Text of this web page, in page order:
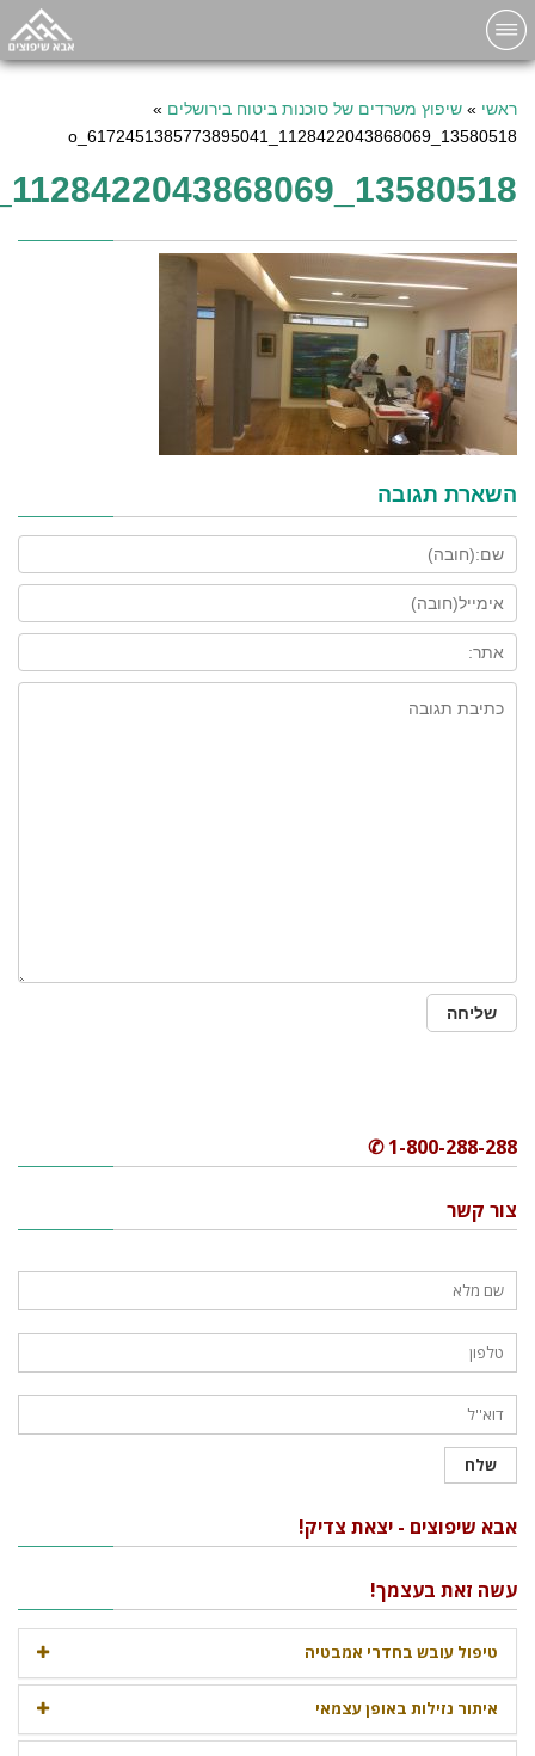
ראשי » שיפוץ משרדים של סוכנות ביטוח בירושלים »
13580518_1128422043868069_6172451385773895041_o
13580518_1128422043868069_6172451385773895041_O
השארת תגובה
1-800-288-288 ✆
צור קשר
אבא שיפוצים - יצאת צדיק!
עשה זאת בעצמך!
טיפול עובש בחדרי אמבטיה
איתור נזילות באופן עצמאי